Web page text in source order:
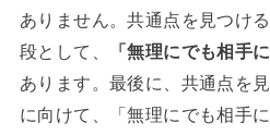
ありません。共通点を見つけ
段として、
「無理にでも相手
あります。最後に、共通点を
に向けて、「無理にでも相手